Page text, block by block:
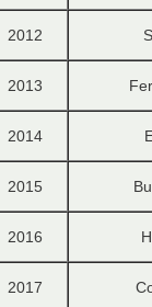
2012
2013
2014
2015
2016
2017